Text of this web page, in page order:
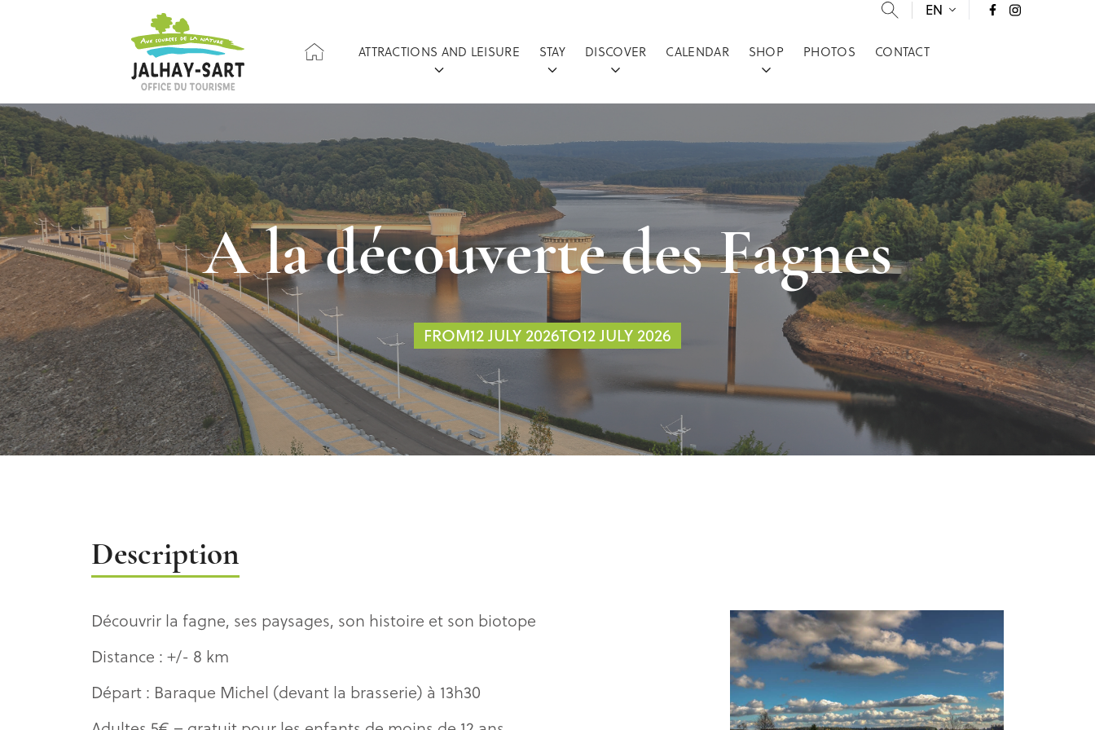
ATTRACTIONS AND LEISURE STAY DISCOVER CALENDAR SHOP PHOTOS CONTACT
EN
A la découverte des Fagnes
FROM12 JULY 2026TO12 JULY 2026
Description
Description
Découvrir la fagne, ses paysages, son histoire et son biotope
Distance : +/- 8 km
Départ : Baraque Michel (devant la brasserie) à 13h30